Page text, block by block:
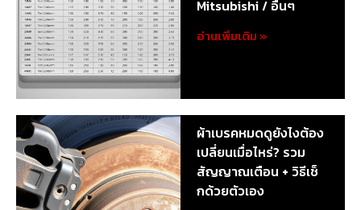
Mitsubishi / อื่นๆ
อ่านเพิ่มเติม »
ผ้าเบรคหมดดูยังไงต้อง
เปลี่ยนเมื่อไหร่? รวม
สัญญาณเตือน + วิธีเช็
กด้วยตัวเอง